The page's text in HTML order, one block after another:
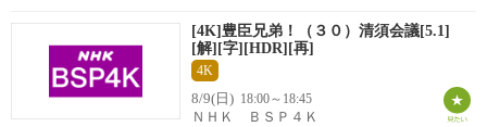
[4K]豊臣兄弟！（３０）清須会議[5.1]
[解][字][HDR][再]
4K
8/9(日) 18:00～18:45
ＮＨＫ ＢＳＰ４Ｋ